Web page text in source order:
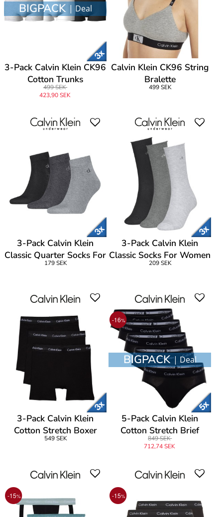
BIGPACK | Deal
3-Pack Calvin Klein CK96
Cotton Trunks
499 SEK
423,90 SEK
Calvin Klein CK96 String
Bralette
499 SEK
3-Pack Calvin Klein
Classic Quarter Socks For
Men
179 SEK
3-Pack Calvin Klein
Classic Socks For Women
209 SEK
3-Pack Calvin Klein
Cotton Stretch Boxer
Brief
549 SEK
-16%
BIGPACK| Deal
5-Pack Calvin Klein
Cotton Stretch Brief
849 SEK
712,74 SEK
-15% -15%